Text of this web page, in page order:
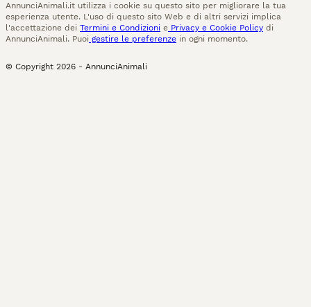
AnnunciAnimali.it utilizza i cookie su questo sito per migliorare la tua
esperienza utente. L'uso di questo sito Web e di altri servizi implica
l'accettazione dei Termini e Condizioni e Privacy e Cookie Policy di
AnnunciAnimali. Puoi gestire le preferenze in ogni momento.
© Copyright 2026 - AnnunciAnimali